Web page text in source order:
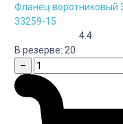
Фланец воротниковый
33259-15
4.4
В резерве: 20
–